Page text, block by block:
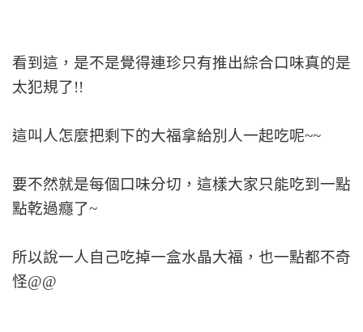
看到這，是不是覺得連珍只有推出綜合口味真的是
太犯規了!!
這叫人怎麼把剩下的大福拿給別人一起吃呢~~
要不然就是每個口味分切，這樣大家只能吃到一點
點乾過癮了~
所以說一人自己吃掉一盒水晶大福，也一點都不奇
怪@@